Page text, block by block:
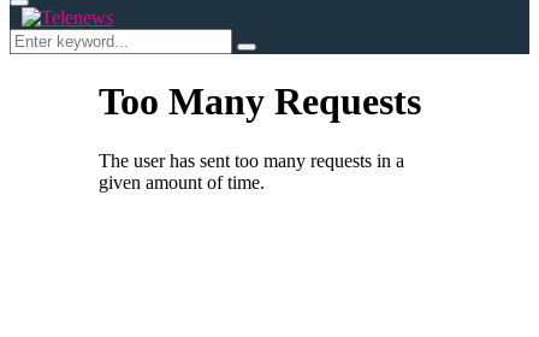
Primary
Menu
Search
for:
Search